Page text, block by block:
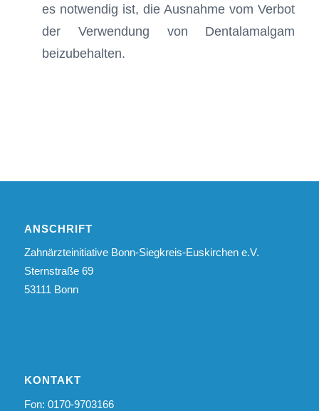
es notwendig ist, die Ausnahme vom Verbot
der Verwendung von Dentalamalgam
beizubehalten.
ANSCHRIFT
Zahnärzteinitiative Bonn-Siegkreis-Euskirchen e.V.
Sternstraße 69
53111 Bonn
KONTAKT
Fon: 0170-9703166